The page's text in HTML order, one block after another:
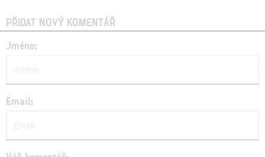
PŘIDAT NOVÝ KOMENTÁŘ
Jméno:
Email: